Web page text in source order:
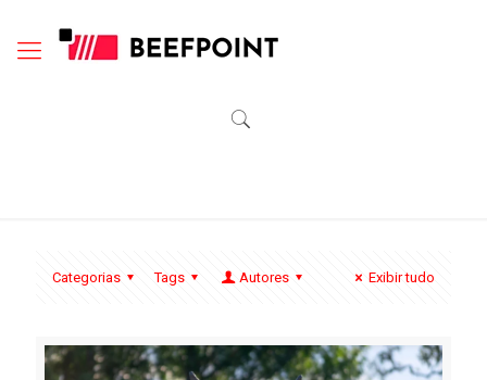
Categorias Tags Autores Exibir tudo